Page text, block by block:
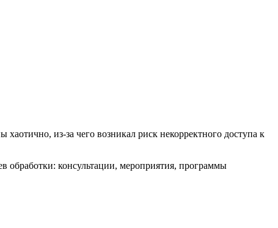
из-за чего возникал риск некорректного доступа к
обработки: консультации, мероприятия, программы